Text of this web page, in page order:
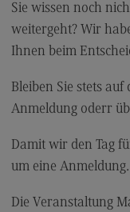
Digital Business
Digital
Modulangebot
Kontakt
Digitalisierung in
Digitalisierung
Sie wissen noch
weitergeht? Wir
Ihnen beim
Bleiben Sie stets
Anmeldung oderr
Damit wir den Tag
um eine Anmeldung.
Die Veranstaltung